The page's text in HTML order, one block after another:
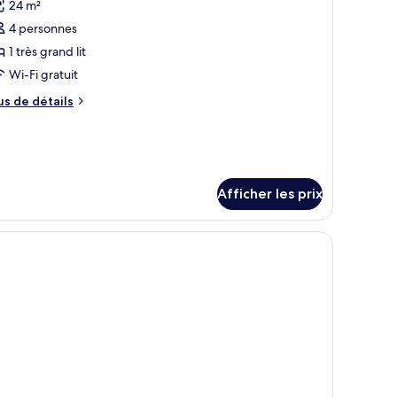
24 m²
4 personnes
1 très grand lit
Wi-Fi gratuit
de détails
Afficher les prix